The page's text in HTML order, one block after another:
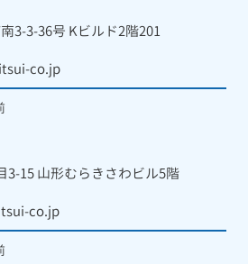
3-3-36号 Kビルド2階201
co.jp
3-15 山形むらきさわビル5階
co.jp